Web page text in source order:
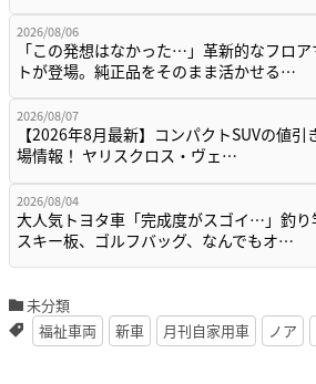
2026/08/06
「この発想はなかった…」革新的なフロア
トが登場。純正品をそのまま活かせる…
2026/08/07
【2026年8月最新】コンパクトSUVの値引
場情報！ ヤリスクロス・ヴェ…
2026/08/04
大人気トヨタ車「完成度がスゴイ…」釣り
スキー板、ゴルフバッグ、なんでもオ…
未分類
福祉車両
新車 月刊自家用車 ノア